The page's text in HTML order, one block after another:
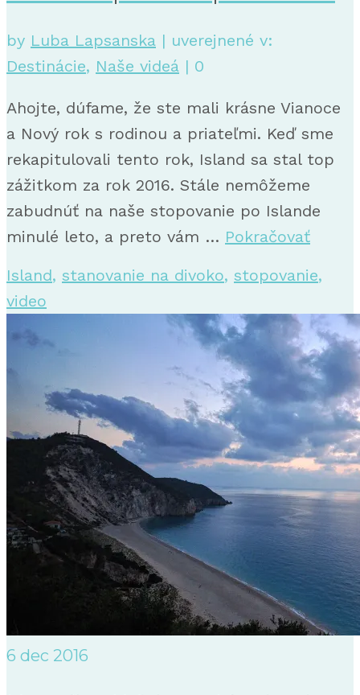
by Luba Lapsanska | uverejnené v:
Destinácie, Naše videá | 0
Ahojte, dúfame, že ste mali krásne Vianoce
a Nový rok s rodinou a priateľmi. Keď sme
rekapitulovali tento rok, Island sa stal top
zážitkom za rok 2016. Stále nemôžeme
zabudnúť na naše stopovanie po Islande
minulé leto, a preto vám … Pokračovať
Island, stanovanie na divoko, stopovanie,
video
6 dec 2016